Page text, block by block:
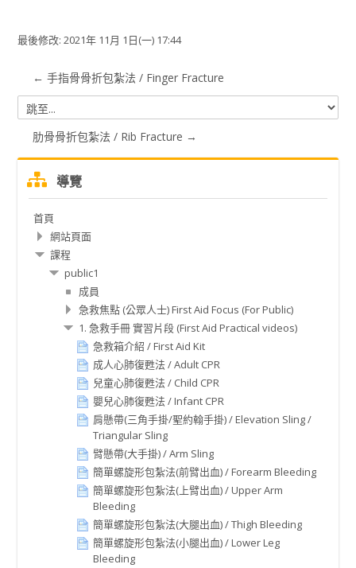
最後修改: 2021年 11月 1日(一) 17:44
← 手指骨骨折包紮法 / Finger Fracture
跳
至...肋骨骨折包紮法 / Rib Fracture →
過
導覽
首頁
網站頁面
課程
public1
成員
急救焦點 (公眾人士) First Aid Focus (For Public)
1. 急救手冊 實習片段 (First Aid Practical videos)
急救箱介紹 / First Aid Kit
成人心肺復甦法 / Adult CPR
兒童心肺復甦法 / Child CPR
嬰兒心肺復甦法 / Infant CPR
肩懸帶(三角手掛/聖約翰手掛) / Elevation Sling /
Triangular Sling
臂懸帶(大手掛) / Arm Sling
簡單螺旋形包紮法(前臂出血) / Forearm Bleeding
簡單螺旋形包紮法(上臂出血) / Upper Arm
Bleeding
簡單螺旋形包紮法(大腿出血) / Thigh Bleeding
簡單螺旋形包紮法(小腿出血) / Lower Leg
Bleeding